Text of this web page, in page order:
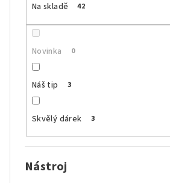
Na skladě 42
Novinka 0
Náš tip 3
Skvělý dárek 3
Nástroj